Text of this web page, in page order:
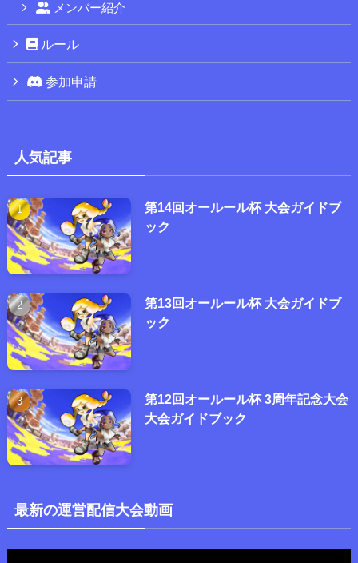
メンバー紹介
ルール
参加申請
人気記事
第14回オールール杯 大会ガイドブ
ック
第13回オールール杯 大会ガイドブ
ック
第12回オールール杯 3周年記念大会
大会ガイドブック
最新の運営配信大会動画